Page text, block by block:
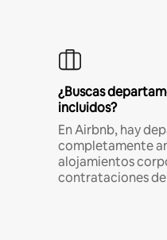
¿Buscas
incluidos?
En Airbnb, hay
completamente
alojamientos
contrataciones